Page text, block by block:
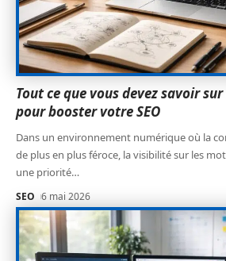
Tout ce que vous devez savoir
pour booster votre SEO
Dans un environnement numérique où la
de plus en plus féroce, la visibilité sur les
une priorité…
SEO 6 mai 2026